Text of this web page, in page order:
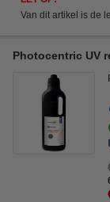
Van dit artikel is de
Photocentric UV